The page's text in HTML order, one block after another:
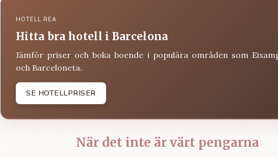
HOTELL REA
Hitta bra hotell i Barcelona
Jämför priser och boka boende i populära områden som
och Barceloneta.
SE HOTELLPRISER
När det inte är värt pengarna